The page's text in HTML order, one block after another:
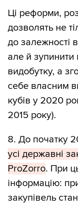
Ці реформи,
дозволять не
до залежності
але й зупинити
видобутку, а
себе власним
кубів у 2020
2015 року).
8. До початку
усі державні
ProZorro. При
інформацію:
закупівель